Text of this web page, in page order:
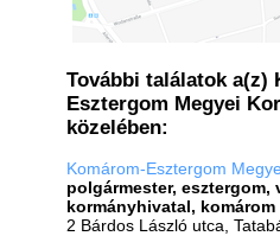
További találatok a(z)
Esztergom Megyei
közelében:
Komárom-Esztergom
polgármester, esztergom,
kormányhivatal, komárom
2 Bárdos László utca,